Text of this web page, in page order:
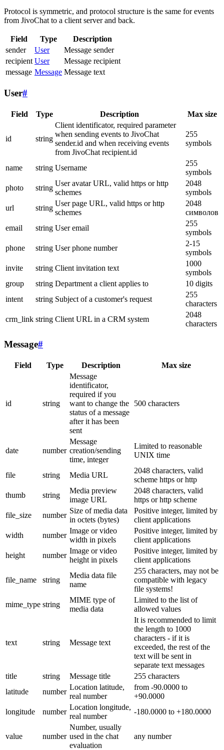
Protocol is symmetric, and protocol structure is the same for events
from JivoChat to a client server and back.
Field Type
Description
sender
User
Message sender
recipient User
Message recipient
message Message Message text
User#
Field Type Description Max size
id string
Client identificator, required parameter
when sending events to JivoChat
sender.id and when receiving events
from JivoChat recipient.id
255
symbols
name string Username
255
symbols
photo
string
User avatar URL, valid https or http
schemes
2048
symbols
url
string
User page URL, valid https or http
schemes
2048
символов
email
string User email
255
symbols
phone
string User phone number
2-15
symbols
invite
string Client invitation text
1000
symbols
group
string Department a client applies to
10 digits
intent
string Subject of a customer's request
255
characters
crm_link string Client URL in a CRM system
2048
characters
Message#
Field Type Description Max size
id string
Message
identificator,
required if you
want to change the
status of a message
after it has been
sent
500 characters
date number
Message
creation/sending
time, integer
Limited to reasonable
UNIX time
file string Media URL
2048 characters, valid
scheme https or http
thumb
string
Media preview
image URL
2048 characters, valid
https or http scheme
file_size
number
Size of media data
in octets (bytes)
Positive integer, limited by
client applications
width
number
Image or video
width in pixels
Positive integer, limited by
client applications
height
number
Image or video
height in pixels
Positive integer, limited by
client applications
file_name string
Media data file
name
255 characters, may not be
compatible with legacy
file systems!
mime_type string
MIME type of
media data
Limited to the list of
allowed values
text string Message text
It is recommended to limit
the length to 1000
characters - if it is
exceeded, the rest of the
text will be sent in
separate text messages
title
string Message title
255 characters
latitude
number
Location latitude,
real number
from -90.0000 to
+90.0000
longitude
number
Location longitude,
real number
-180.0000 to +180.0000
value number
Number, usually
used in the chat
evaluation
any number